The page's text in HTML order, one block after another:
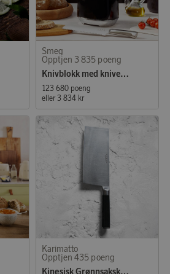
Smeg
Opptjen 3 835 poeng
Knivblokk med kniver Svart
123 680 poeng
eller 3 834 kr
Karimatto
Opptjen 435 poeng
Kinesisk Grønnsakskniv 18 cm